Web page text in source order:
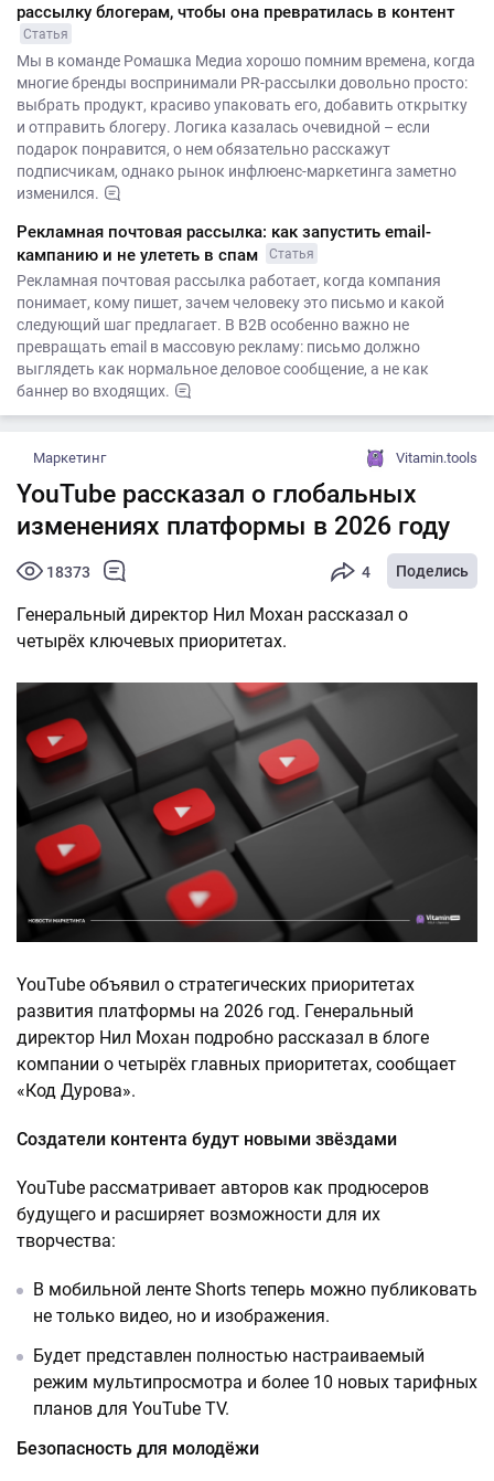
рассылку блогерам, чтобы она превратилась в контент
Статья
Мы в команде Ромашка Медиа хорошо помним времена, когда
многие бренды воспринимали PR-рассылки довольно просто:
выбрать продукт, красиво упаковать его, добавить открытку
и отправить блогеру. Логика казалась очевидной – если
подарок понравится, о нем обязательно расскажут
подписчикам, однако рынок инфлюенс-маркетинга заметно
изменился.
Рекламная почтовая рассылка: как запустить email-
кампанию и не улететь в спам
Статья
Рекламная почтовая рассылка работает, когда компания
понимает, кому пишет, зачем человеку это письмо и какой
следующий шаг предлагает. В B2B особенно важно не
превращать email в массовую рекламу: письмо должно
выглядеть как нормальное деловое сообщение, а не как
баннер во входящих.
Маркетинг Vitamin.tools
YouTube рассказал о глобальных
изменениях платформы в 2026 году
18373 4 Поделись
Генеральный директор Нил Мохан рассказал о
четырёх ключевых приоритетах.
YouTube объявил о стратегических приоритетах
развития платформы на 2026 год. Генеральный
директор Нил Мохан подробно рассказал в блоге
компании о четырёх главных приоритетах, сообщает
«Код Дурова».
Создатели контента будут новыми звёздами
YouTube рассматривает авторов как продюсеров
будущего и расширяет возможности для их
творчества:
В мобильной ленте Shorts теперь можно публиковать
не только видео, но и изображения.
Будет представлен полностью настраиваемый
режим мультипросмотра и более 10 новых тарифных
планов для YouTube TV.
Безопасность для молодёжи